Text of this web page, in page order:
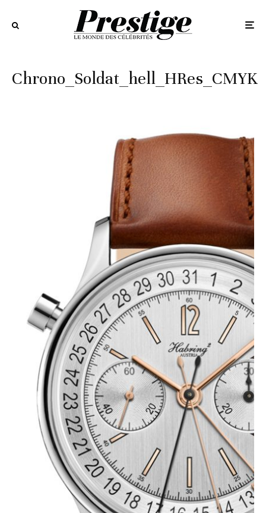
Chrono_Soldat_hell_HRes_CMYK